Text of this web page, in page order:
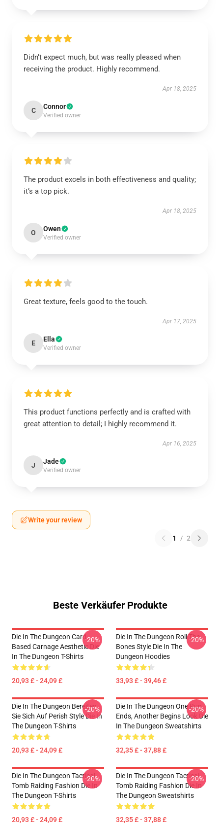
Didn’t expect much, but was really pleased when
receiving the product. Highly recommend.
Apr 18, 2025
C Connor
Verified owner
The product excels in both effectiveness and quality;
it’s a top pick.
Apr 18, 2025
O Owen
Verified owner
Great texture, feels good to the touch.
Apr 17, 2025
E Ella
Verified owner
This product functions perfectly and is crafted with
great attention to detail; I highly recommend it.
Apr 16, 2025
J Jade
Verified owner
Write your review
1 / 2
Beste Verkäufer Produkte
Die In The Dungeon Card-
Based Carnage Aesthetic Die
In The Dungeon T-Shirts
20,93 £ - 24,09 £
-20%
Die In The Dungeon Roll The
Bones Style Die In The
Dungeon Hoodies
33,93 £ - 39,46 £
-20%
Die In The Dungeon Bereiten
Sie Sich Auf Perish Style Die In
The Dungeon T-Shirts
20,93 £ - 24,09 £
-20%
Die In The Dungeon One Run
Ends, Another Begins Look Die
In The Dungeon Sweatshirts
32,35 £ - 37,88 £
-20%
Die In The Dungeon Tactical
Tomb Raiding Fashion Die In
The Dungeon T-Shirts
20,93 £ - 24,09 £
-20%
Die In The Dungeon Tactical
Tomb Raiding Fashion Die In
The Dungeon Sweatshirts
32,35 £ - 37,88 £
-20%